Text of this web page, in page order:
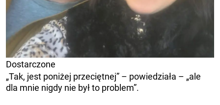
Dostarczone
„Tak, jest poniżej przeciętnej” – powiedziała – „ale
dla mnie nigdy nie był to problem”.